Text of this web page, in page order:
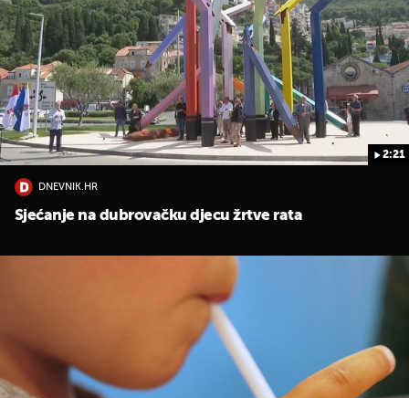
2:21
DNEVNIK.HR
Sjećanje na dubrovačku djecu žrtve rata